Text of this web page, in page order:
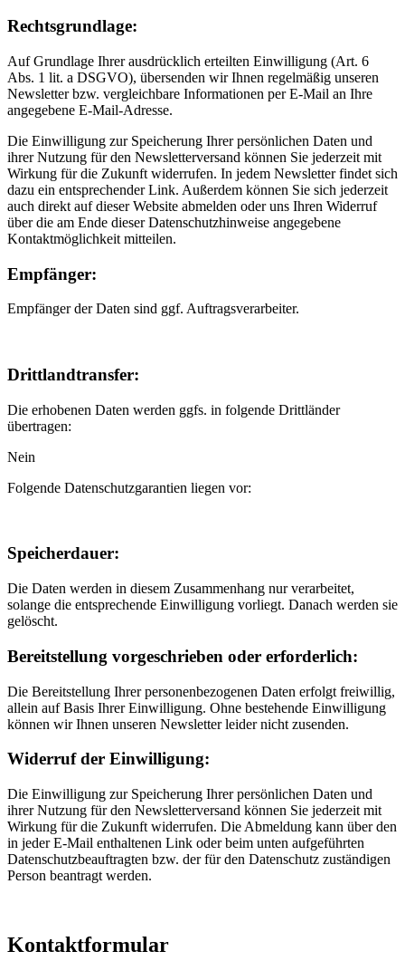
Rechtsgrundlage:
Auf Grundlage Ihrer ausdrücklich erteilten Einwilligung (Art. 6
Abs. 1 lit. a DSGVO), übersenden wir Ihnen regelmäßig unseren
Newsletter bzw. vergleichbare Informationen per E-Mail an Ihre
angegebene E-Mail-Adresse.
Die Einwilligung zur Speicherung Ihrer persönlichen Daten und
ihrer Nutzung für den Newsletterversand können Sie jederzeit mit
Wirkung für die Zukunft widerrufen. In jedem Newsletter findet sich
dazu ein entsprechender Link. Außerdem können Sie sich jederzeit
auch direkt auf dieser Website abmelden oder uns Ihren Widerruf
über die am Ende dieser Datenschutzhinweise angegebene
Kontaktmöglichkeit mitteilen.
Empfänger:
Empfänger der Daten sind ggf. Auftragsverarbeiter.
Drittlandtransfer:
Die erhobenen Daten werden ggfs. in folgende Drittländer
übertragen:
Nein
Folgende Datenschutzgarantien liegen vor:
Speicherdauer:
Die Daten werden in diesem Zusammenhang nur verarbeitet,
solange die entsprechende Einwilligung vorliegt. Danach werden sie
gelöscht.
Bereitstellung vorgeschrieben oder erforderlich:
Die Bereitstellung Ihrer personenbezogenen Daten erfolgt freiwillig,
allein auf Basis Ihrer Einwilligung. Ohne bestehende Einwilligung
können wir Ihnen unseren Newsletter leider nicht zusenden.
Widerruf der Einwilligung:
Die Einwilligung zur Speicherung Ihrer persönlichen Daten und
ihrer Nutzung für den Newsletterversand können Sie jederzeit mit
Wirkung für die Zukunft widerrufen. Die Abmeldung kann über den
in jeder E-Mail enthaltenen Link oder beim unten aufgeführten
Datenschutzbeauftragten bzw. der für den Datenschutz zuständigen
Person beantragt werden.
Kontaktformular